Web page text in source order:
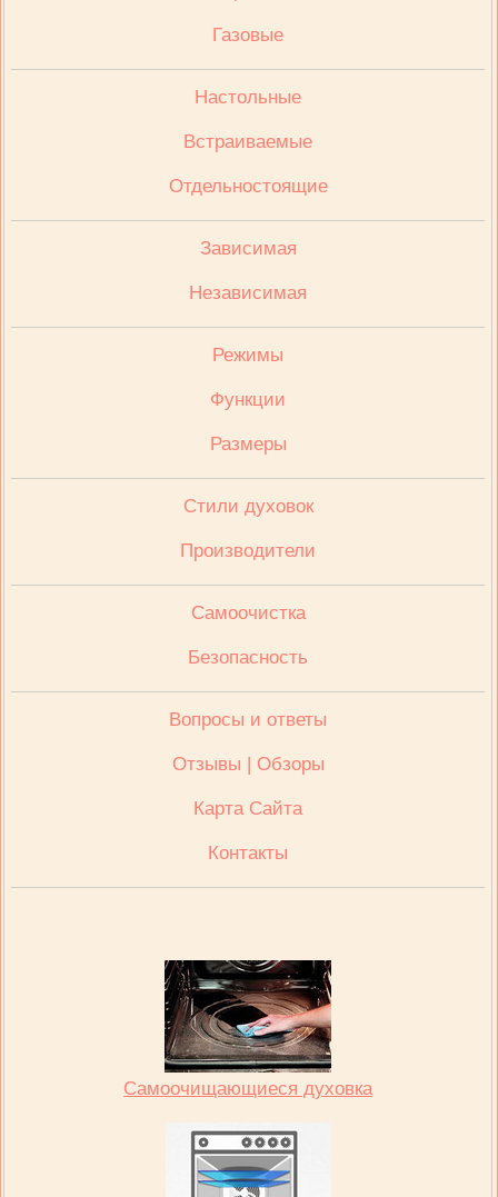
Газовые
Настольные
Встраиваемые
Отдельностоящие
Зависимая
Независимая
Режимы
Функции
Размеры
Стили духовок
Производители
Cамоочистка
Безопасность
Вопросы и ответы
Отзывы | Обзоры
Карта Сайта
Контакты
Самоочищающиеся духовка